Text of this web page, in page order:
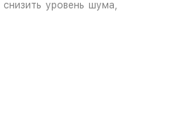
уровень шума,